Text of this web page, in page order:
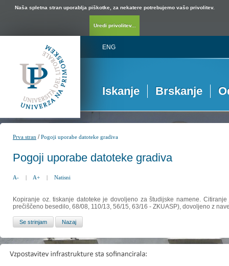
Naša spletna stran uporablja piškotke, za nekatere potrebujemo vašo privolitev.
Uredi privolitev...
ENG
Iskanje Brskanje
Prva stran /Pogoji uporabe datoteke gradiva
Pogoji uporabe datoteke gradiva
A- | A+ | Natisni
Kopiranje oz. tiskanje datoteke je dovoljeno za študijske namene.
prečiščeno besedilo, 68/08, 110/13, 56/15, 63/16 - ZKUASP), dovoljeno z